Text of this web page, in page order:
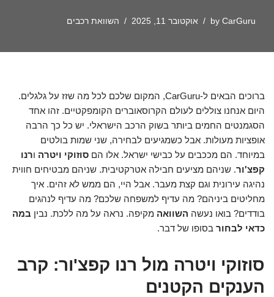
by CarGuru אוקטובר 11, 2025 השוואת רכבים
ברוכים הבאים ל-CarGuru, המקום שלכם לכל מה שזז על גלגלים.
היום אנחנו צוללים לעולם הקרוסאוברים הקומפקטיים. זהו אחד
הסגמנטים החמים ביותר בשוק הרכב הישראלי. יש כל כך הרבה
אופציות מעולות. אבל כשמגיעים לבחירה, שני שמות בולטים
במיוחד. הם מככבים על כבישי ישראל. אלו הם סוזוקי ויטרה ורנו
קפצ'ור. שניהם מציעים חבילה אטרקטיבית. שניהם מבטיחים חווית
נהיגה עירונית וגם קצת מעבר. אבל היי, הם ממש לא זהים. איך
מחליטים ביניהם? מה עדיף למשפחה שלכם? מה עדיף לנהגים
בודדים? בואו נעשה השוואה מקיפה. נראה על מה ללכת. נבין במה
כדאי לבחור בסופו של דבר.
סוזוקי ויטרה מול רנו קפצ'ור: קרב
הענקים הקטנים